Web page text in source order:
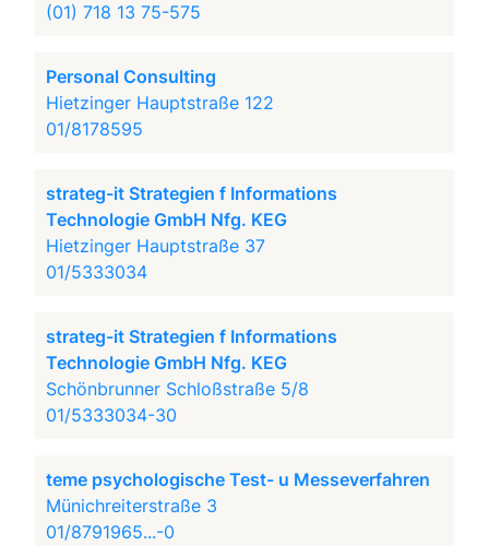
(01) 718 13 75-575
Personal Consulting
Hietzinger Hauptstraße 122
01/8178595
strateg-it Strategien f Informations
Technologie GmbH Nfg. KEG
Hietzinger Hauptstraße 37
01/5333034
strateg-it Strategien f Informations
Technologie GmbH Nfg. KEG
Schönbrunner Schloßstraße 5/8
01/5333034-30
teme psychologische Test- u Messeverfahren
Münichreiterstraße 3
01/8791965...-0